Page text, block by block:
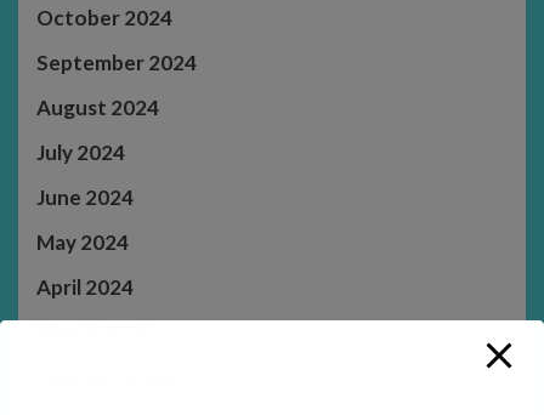
October 2024
September 2024
August 2024
July 2024
June 2024
May 2024
April 2024